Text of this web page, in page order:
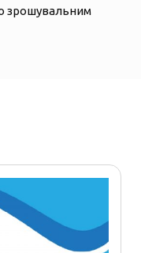
зрошувальним